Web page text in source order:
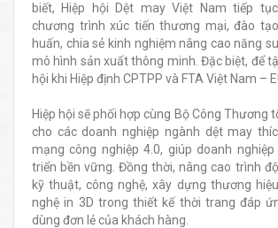
biết, Hiệp hội Dệt may Việt Nam tiếp
chương trình xúc tiến thương mại, đào
huấn, chia sẻ kinh nghiệm nâng cao năng
mô hình sản xuất thông minh. Đặc biệt, để
hội khi Hiệp định CPTPP và FTA Việt Nam –
Hiệp hội sẽ phối hợp cùng Bộ Công Thương
cho các doanh nghiệp ngành dệt may
mạng công nghiệp 4.0, giúp doanh
triển bền vững. Đồng thời, nâng cao trình
kỹ thuật, công nghệ, xây dựng thương
nghệ in 3D trong thiết kế thời trang đáp
dùng đơn lẻ của khách hàng.